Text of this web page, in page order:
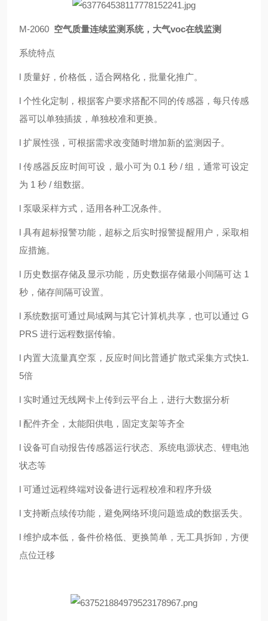
M-2060 空气质量连续监测系统，大气voc在线监测
系统特点
l 质量好，价格低，适合网格化，批量化推广。
l 个性化定制，根据客户要求搭配不同的传感器，每只传感
器可以单独插拔，单独校准和更换。
l 扩展性强，可根据需求改变随时增加新的监测因子。
l 传感器反应时间可设，最小可为 0.1 秒 / 组，通常可设定
为 1 秒 / 组数据。
l 泵吸采样方式，适用各种工况条件。
l 具有超标报警功能，超标之后实时报警提醒用户，采取相
应措施。
l 历史数据存储及显示功能，历史数据存储最小间隔可达 1
秒，储存间隔可设置。
l 系统数据可通过局域网与其它计算机共享，也可以通过 G
PRS 进行远程数据传输。
l 内置大流量真空泵，反应时间比普通扩散式采集方式快1.
5倍
l 实时通过无线网卡上传到云平台上，进行大数据分析
l 配件齐全，太能阳供电，固定支架等齐全
l 设备可自动报告传感器运行状态、系统电源状态、锂电池
状态等
l 可通过远程终端对设备进行远程校准和程序升级
l 支持断点续传功能，避免网络环境问题造成的数据丢失。
l 维护成本低，备件价格低、更换简单，无工具拆卸，方便
点位迁移